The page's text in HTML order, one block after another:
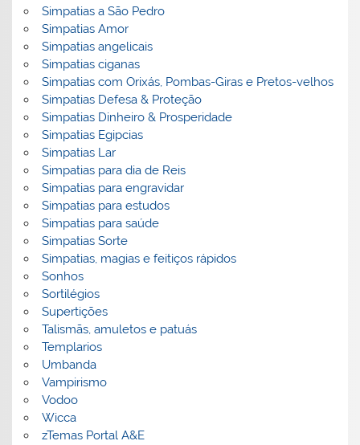
Simpatias a São Pedro
Simpatias Amor
Simpatias angelicais
Simpatias ciganas
Simpatias com Orixás, Pombas-Giras e Pretos-velhos
Simpatias Defesa & Proteção
Simpatias Dinheiro & Prosperidade
Simpatias Egipcias
Simpatias Lar
Simpatias para dia de Reis
Simpatias para engravidar
Simpatias para estudos
Simpatias para saúde
Simpatias Sorte
Simpatias, magias e feitiços rápidos
Sonhos
Sortilégios
Supertições
Talismãs, amuletos e patuás
Templarios
Umbanda
Vampirismo
Vodoo
Wicca
zTemas Portal A&E